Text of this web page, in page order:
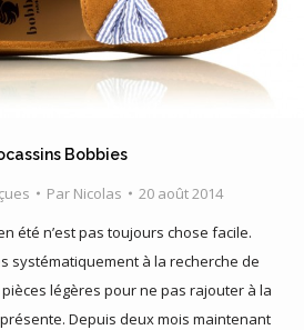
Bobbies
Par Nicolas
20 août 2014
été n’est pas toujours chose facile.
systématiquement à la recherche de
légères pour ne pas rajouter à la
Depuis deux mois maintenant